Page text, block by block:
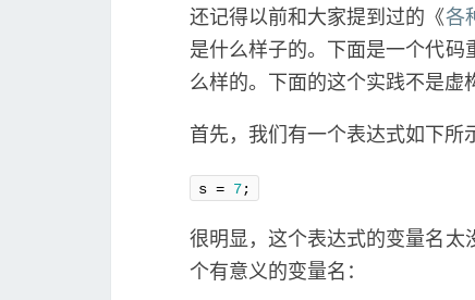
还记得以前和大家提到过的《各
是什么样子的。下面是一个代
么样的。下面的这个实践不是虚
首先，我们有一个表达式如下所
s = 7;
很明显，这个表达式的变量名
个有意义的变量名：